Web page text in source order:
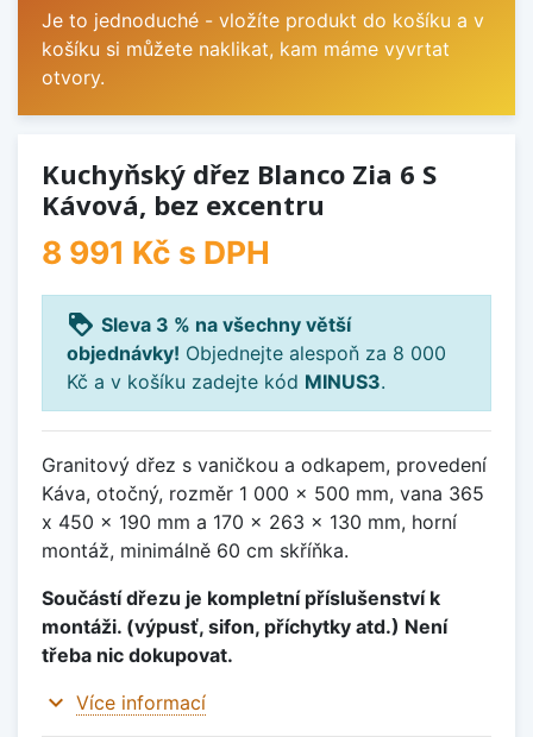
Je to jednoduché - vložíte produkt do košíku a v
košíku si můžete naklikat, kam máme vyvrtat
otvory.
Kuchyňský dřez Blanco Zia 6 S
Kávová, bez excentru
8 991 Kč s DPH
loyalty Sleva 3 % na všechny větší
objednávky! Objednejte alespoň za 8 000
Kč a v košíku zadejte kód MINUS3.
Granitový dřez s vaničkou a odkapem, provedení
Káva, otočný, rozměr 1 000 x 500 mm, vana 365
x 450 x 190 mm a 170 x 263 x 130 mm, horní
montáž, minimálně 60 cm skříňka.
Součástí dřezu je kompletní příslušenství k
montáži. (výpusť, sifon, příchytky atd.) Není
třeba nic dokupovat.
expand_more Více informací